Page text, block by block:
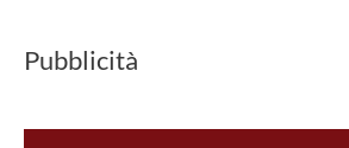
Pubblicità